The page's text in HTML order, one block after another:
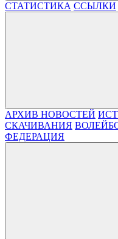
СТАТИСТИКА ССЫЛКИ
АРХИВ НОВОСТЕЙ
СКАЧИВАНИЯ
ФЕДЕРАЦИЯ